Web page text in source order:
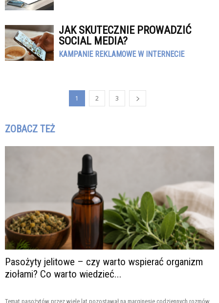
JAK SKUTECZNIE PROWADZIĆ
SOCIAL MEDIA?
KAMPANIE REKLAMOWE W INTERNECIE
1 2 3
ZOBACZ TEŻ
Pasożyty jelitowe – czy warto wspierać organizm
ziołami? Co warto wiedzieć...
Temat pasożytów przez wiele lat pozostawał na marginesie codziennych rozmów